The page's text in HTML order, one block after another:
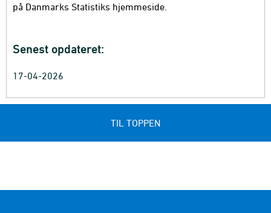
på Danmarks Statistiks hjemmeside.
Senest opdateret:
17-04-2026
TIL TOPPEN